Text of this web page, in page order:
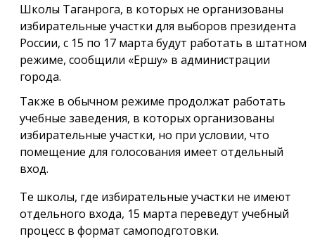
Школы Таганрога, в которых не организованы
избирательные участки для выборов президента
России, с 15 по 17 марта будут работать в штатном
режиме, сообщили «Ершу» в администрации
города.
Также в обычном режиме продолжат работать
учебные заведения, в которых организованы
избирательные участки, но при условии, что
помещение для голосования имеет отдельный
вход.
Те школы, где избирательные участки не имеют
отдельного входа, 15 марта переведут учебный
процесс в формат самоподготовки.